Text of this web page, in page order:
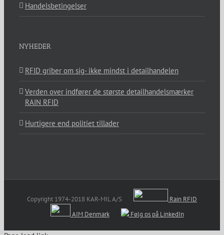
Handelsbetingelser
NYHEDER
RFID griber om sig- ikke mindst i detailhandelen
Verden over indfører de største detailhandelsmærker
RAIN RFID
Hurtigere end politiet tillader
Copyright 1974-2018 KAR-MIL A/S
Rain RFID
AIM Denmark
Følg os på LinkedIn